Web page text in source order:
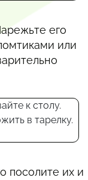
его
или
посолите их и